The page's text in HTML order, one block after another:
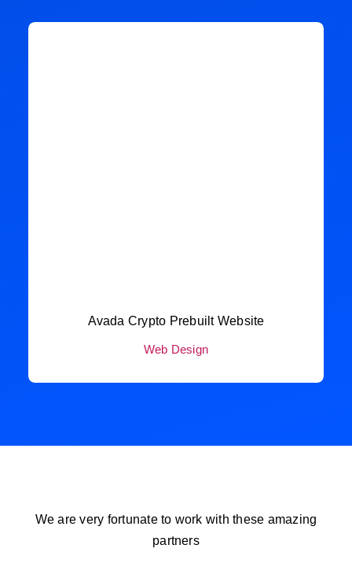
Avada Crypto Prebuilt Website
Web Design
We are very fortunate to work with these amazing
partners